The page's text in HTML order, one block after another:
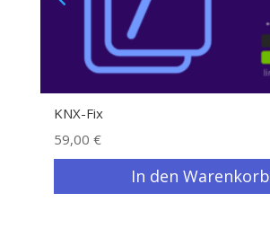
KNX-Fix
59,00 €
In den Warenkorb